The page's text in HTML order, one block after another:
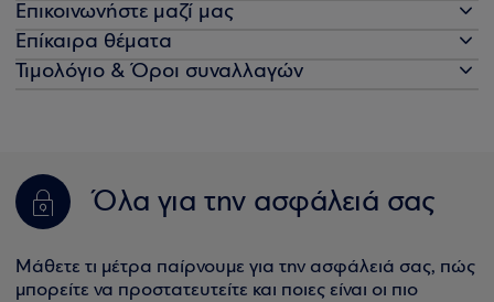
Επικοινωνήστε μαζί μας
Επίκαιρα θέματα
Τιμολόγιο & Όροι συναλλαγών
Όλα για την ασφάλειά σας
Μάθετε τι μέτρα παίρνουμε για την ασφάλειά σας, πώς
μπορείτε να προστατευτείτε και ποιες είναι οι πιο